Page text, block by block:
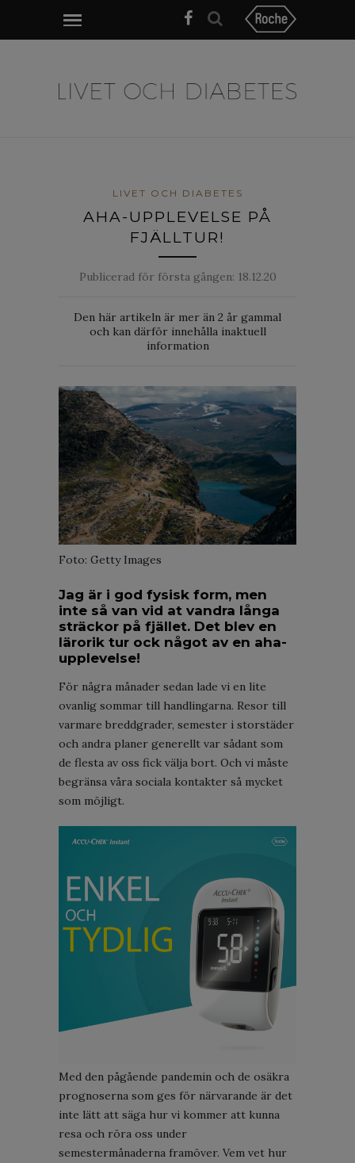
LIVET OCH DIABETES
AHA-UPPLEVELSE PÅ
FJÄLLTUR!
Publicerad för första gången: 18.12.20
Den här artikeln är mer än 2 år gammal
och kan därför innehålla inaktuell
information
Foto: Getty Images
Jag är i god fysisk form, men
inte så van vid at vandra långa
sträckor på fjället. Det blev en
lärorik tur ock något av en aha-
upplevelse!
För några månader sedan lade vi en lite
ovanlig sommar till handlingarna. Resor till
varmare breddgrader, semester i storstäder
och andra planer generellt var sådant som
de flesta av oss fick välja bort. Och vi måste
begränsa våra sociala kontakter så mycket
som möjligt.
Med den pågående pandemin och de osäkra
prognoserna som ges för närvarande är det
inte lätt att säga hur vi kommer att kunna
resa och röra oss under
semestermånaderna framöver. Vem vet hur